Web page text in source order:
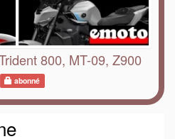
800, MT-09, Z900
abonné